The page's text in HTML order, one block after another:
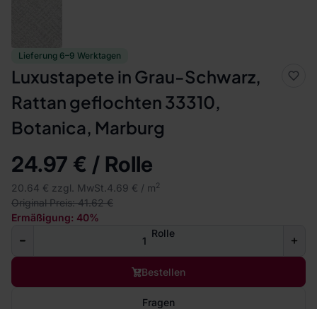
Lieferung 6–9 Werktagen
Luxustapete in Grau-Schwarz,
Rattan geflochten 33310,
Botanica, Marburg
24.97 € / Rolle
20.64 € zzgl. MwSt. 4.69 € / m2
Original Preis: 41.62 €
Ermäßigung: 40%
Rolle
Bestellen
Fragen